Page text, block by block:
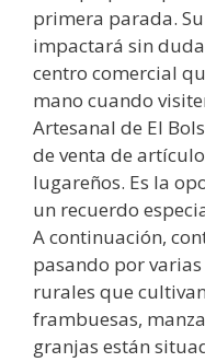
primera parada.
impactará sin
centro comercial
mano cuando
Artesanal de El
de venta de
lugareños. Es la
un recuerdo
A continuación,
pasando por
rurales que
frambuesas,
granjas están